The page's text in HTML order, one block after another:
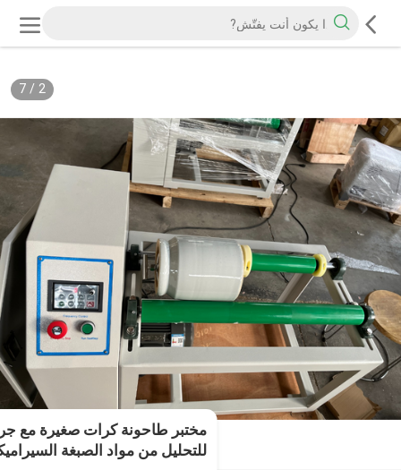
2
/
7
مختبر طاحونة كرات صغيرة مع
للتحليل من مواد الصبغة